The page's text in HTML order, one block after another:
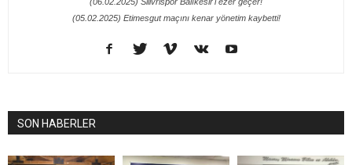
(05.02.2025) Etimesgut maçını kenar yönetim kaybetti!
SON HABERLER